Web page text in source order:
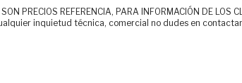
SON PRECIOS REFERENCIA, PARA INFORMACIÓN DE
inquietud técnica, comercial no dudes en